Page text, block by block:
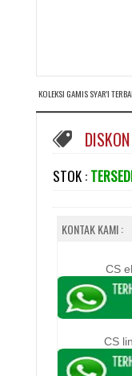
KOLEKSI GAMIS SYAR'I
STOK :
KONTAK KAMI :
CS
CS